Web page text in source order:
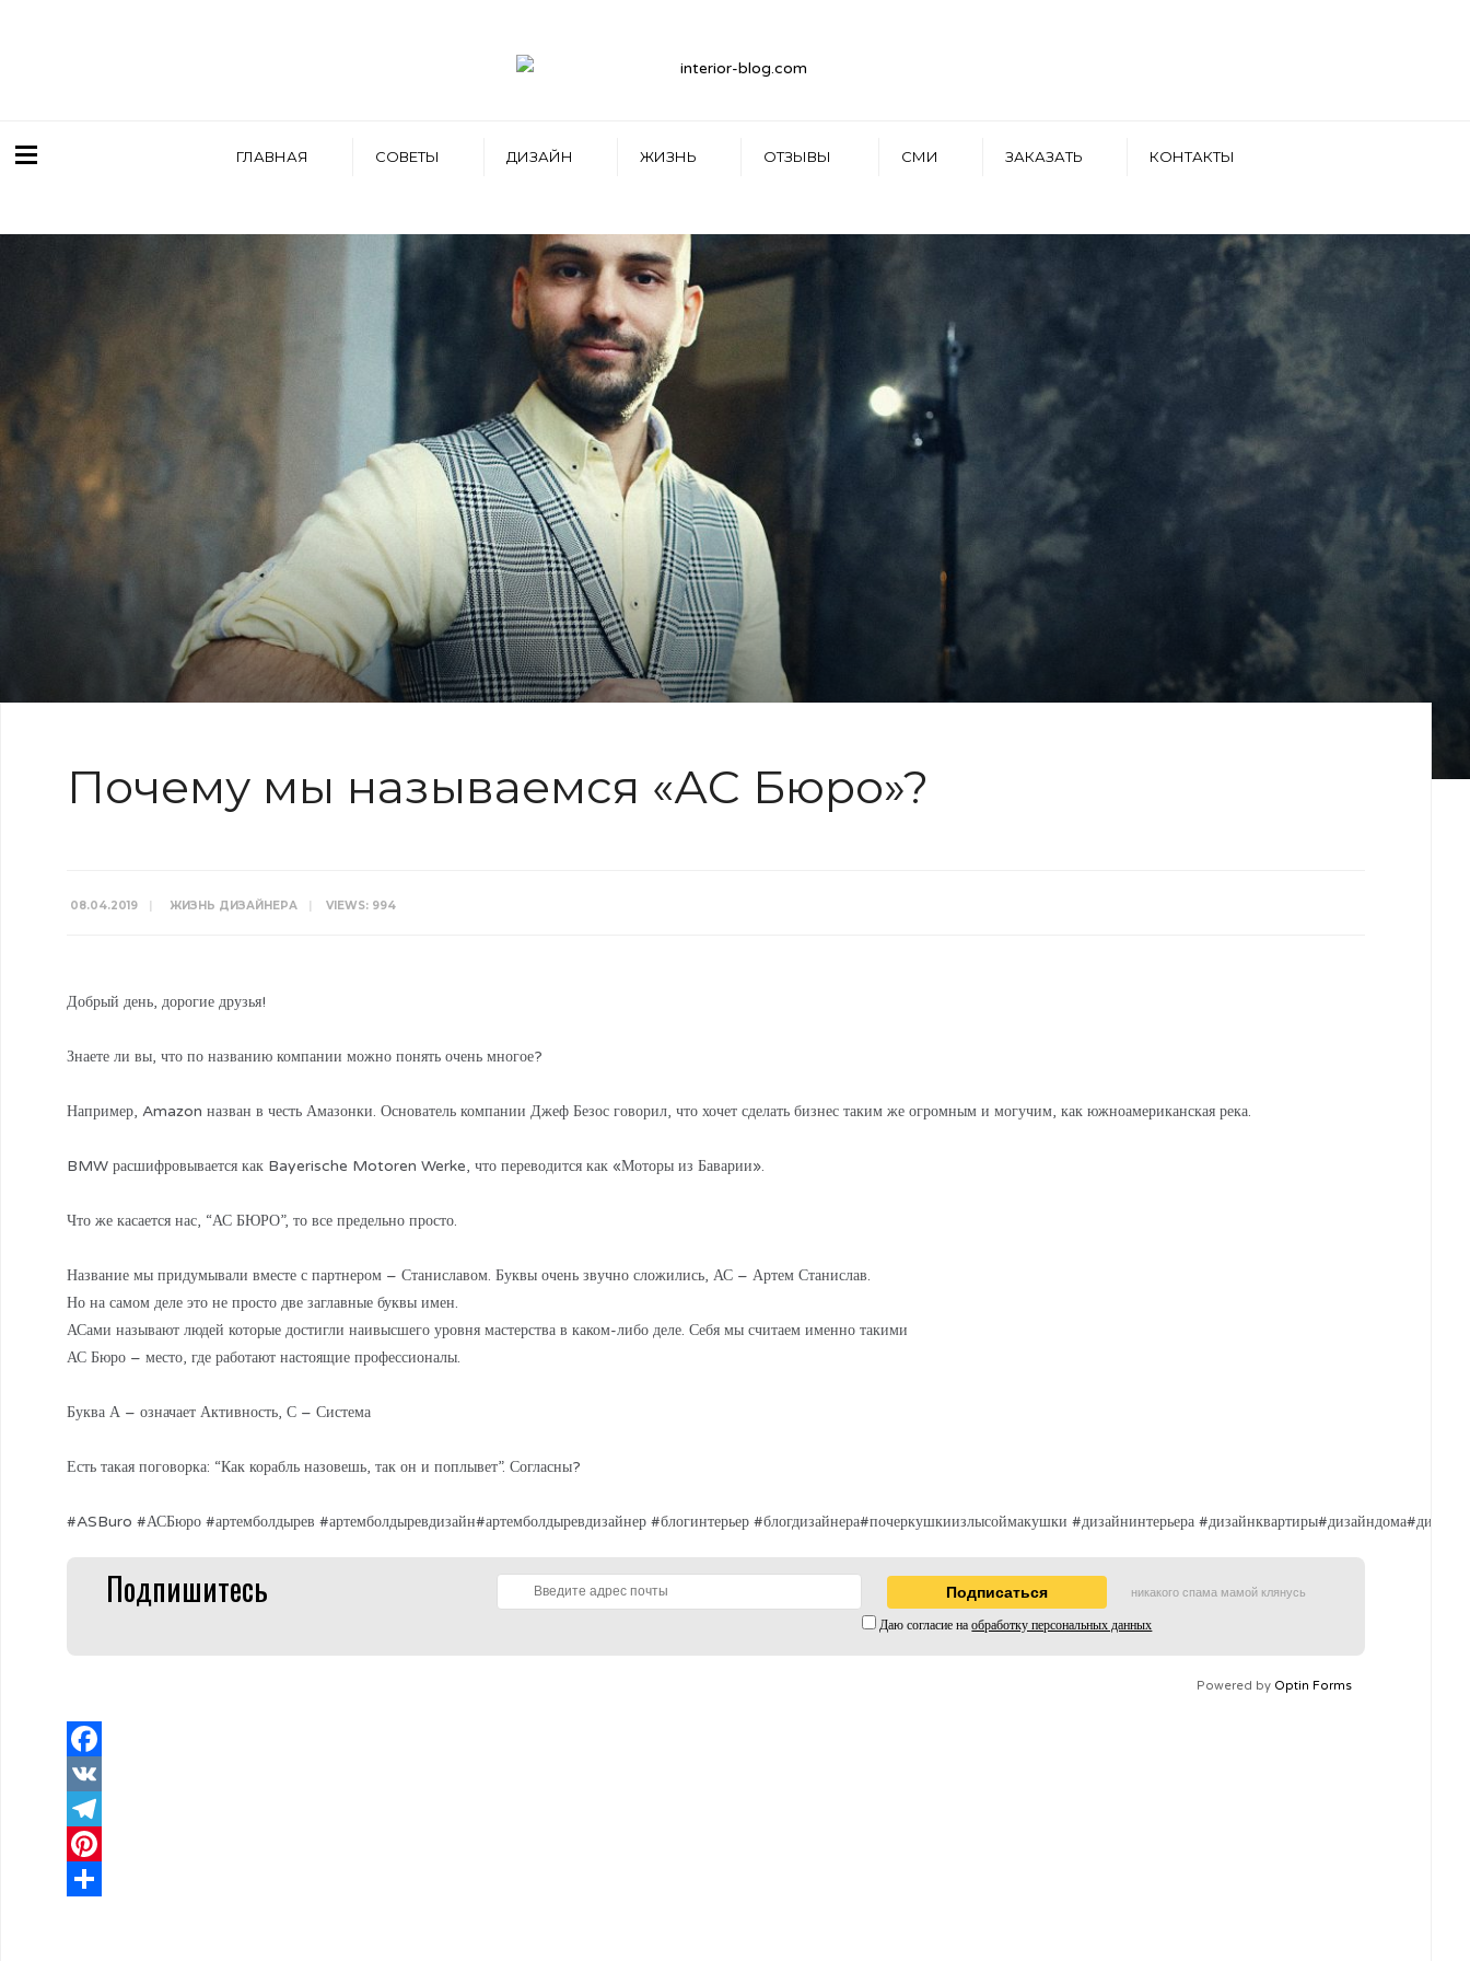
ГЛАВНАЯ СОВЕТЫ ДИЗАЙН ЖИЗНЬ ОТЗЫВЫ СМИ ЗАКАЗАТЬ КОНТАКТЫ
Почему мы называемся «АС Бюро»?
08.04.2019 | ЖИЗНЬ ДИЗАЙНЕРА | VIEWS: 994
Добрый день, дорогие друзья!
Знаете ли вы, что по названию компании можно понять очень многое?
Например, Amazon назван в честь Амазонки. Основатель компании Джеф Безос говорил, что хочет сделать бизнес таким же огромным и могучим, как южноамериканская река.
BMW расшифровывается как Bayerische Motoren Werke, что переводится как «Моторы из Баварии».
Что же касается нас, “АС БЮРО”, то все предельно просто.
Название мы придумывали вместе с партнером – Станиславом. Буквы очень звучно сложились, АС – Артем Станислав.
Но на самом деле это не просто две заглавные буквы имен.
АСами называют людей которые достигли наивысшего уровня мастерства в каком-либо деле. Себя мы считаем именно такими
АС Бюро – место, где работают настоящие профессионалы.
Буква А – означает Активность, С – Система
Есть такая поговорка: “Как корабль назовешь, так он и поплывет”. Согласны?
#ASBuro #АСБюро #артемболдырев #артемболдыревдизайн#артемболдыревдизайнер #блогинтерьер #блогдизайнера#почеркушкиизлысоймакушки #дизайнинтерьера
Подпишитесь никакого спама мамой клянусь
Даю согласие наобработку персональных данных
Powered by Optin Forms
Facebook
VK
Telegram
Pinterest